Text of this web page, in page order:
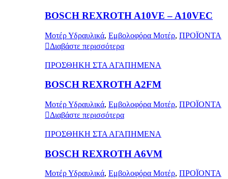
BOSCH REXROTH A10VE – A10VEC
Μοτέρ Υδραυλικά, Εμβολοφόρα Μοτέρ, ΠΡΟΪΟΝΤΑ
Διαβάστε περισσότερα
ΠΡΟΣΘΗΚΗ ΣΤΑ ΑΓΑΠΗΜΕΝΑ
BOSCH REXROTH A2FM
Μοτέρ Υδραυλικά, Εμβολοφόρα Μοτέρ, ΠΡΟΪΟΝΤΑ
Διαβάστε περισσότερα
ΠΡΟΣΘΗΚΗ ΣΤΑ ΑΓΑΠΗΜΕΝΑ
BOSCH REXROTH A6VM
Μοτέρ Υδραυλικά, Εμβολοφόρα Μοτέρ, ΠΡΟΪΟΝΤΑ